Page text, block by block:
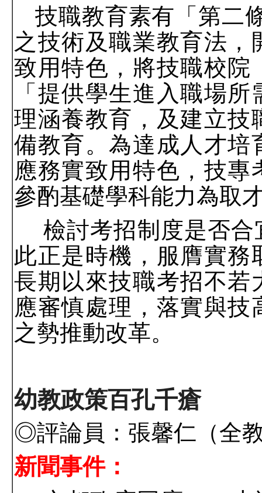
技職教育素有「第二
之技術及職業教育法
致用特色，將技職校院
「提供學生進入職場
理涵養教育，及建立技
備教育。為達成人才培
應務實致用特色，技
參酌基礎學科能力為取
檢討考招制度是否
此正是時機，服膺實
長期以來技職考招不若
應審慎處理，落實與
之勢推動改革。
幼教政策百孔千瘡
◎評論員：張馨仁（全
新聞事件：